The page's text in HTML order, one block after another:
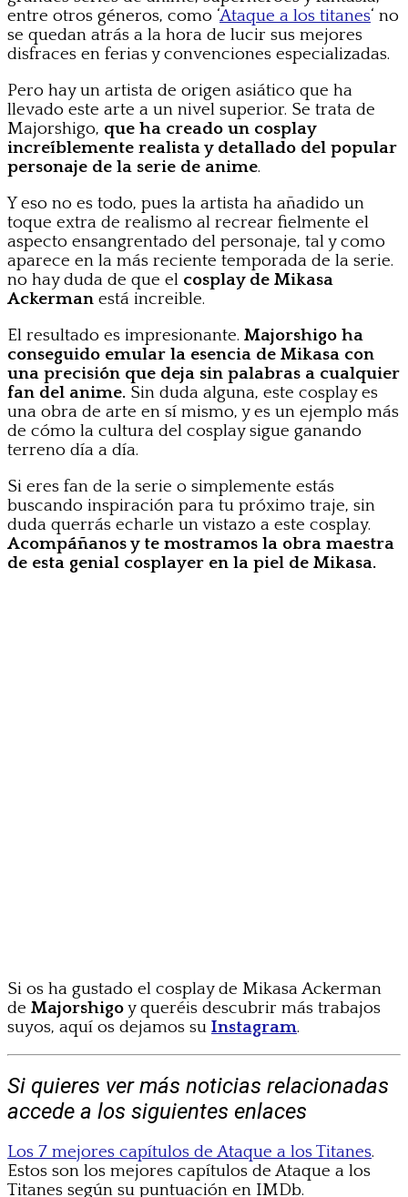
entre otros géneros, como ‘Ataque a los titanes‘ no
se quedan atrás a la hora de lucir sus mejores
disfraces en ferias y convenciones especializadas.
Pero hay un artista de origen asiático que ha
llevado este arte a un nivel superior. Se trata de
Majorshigo, que ha creado un cosplay
increíblemente realista y detallado del popular
personaje de la serie de anime.
Y eso no es todo, pues la artista ha añadido un
toque extra de realismo al recrear fielmente el
aspecto ensangrentado del personaje, tal y como
aparece en la más reciente temporada de la serie.
no hay duda de que el cosplay de Mikasa
Ackerman está increible.
El resultado es impresionante. Majorshigo ha
conseguido emular la esencia de Mikasa con
una precisión que deja sin palabras a cualquier
fan del anime. Sin duda alguna, este cosplay es
una obra de arte en sí mismo, y es un ejemplo más
de cómo la cultura del cosplay sigue ganando
terreno día a día.
Si eres fan de la serie o simplemente estás
buscando inspiración para tu próximo traje, sin
duda querrás echarle un vistazo a este cosplay.
Acompáñanos y te mostramos la obra maestra
de esta genial cosplayer en la piel de Mikasa.
Si os ha gustado el cosplay de Mikasa Ackerman
de Majorshigoy queréis descubrir más trabajos
suyos, aquí os dejamos su Instagram.
Si quieres ver más noticias relacionadas
accede a los siguientes enlaces
Los 7 mejores capítulos de Ataque a los Titanes.
Estos son los mejores capítulos de Ataque a los
Titanes según su puntuación en IMDb.